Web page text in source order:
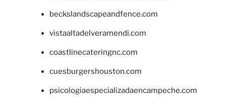
beckslandscapeandfence.com
vistaaltadelveramendi.com
coastlinecateringnc.com
cuesburgershouston.com
psicologiaespecializadaencampeche.com